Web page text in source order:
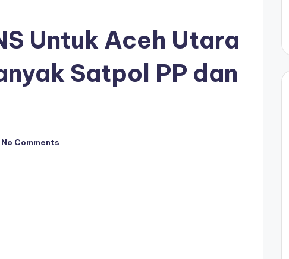
Untuk Aceh Utara
Satpol PP dan
No Comments